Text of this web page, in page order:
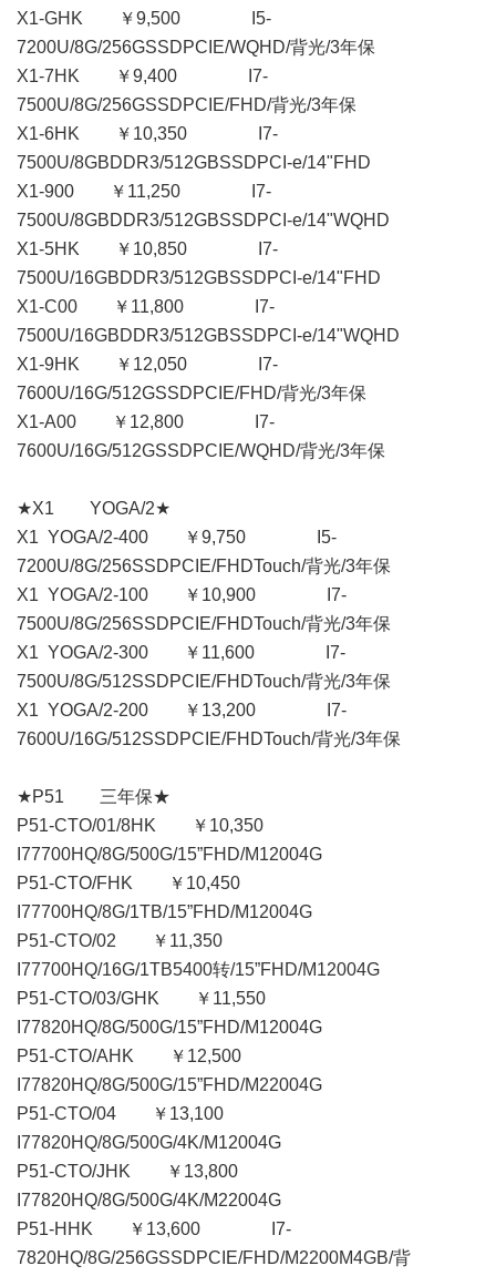
X1-GHK ￥9,500 I5-
7200U/8G/256GSSDPCIE/WQHD/背光/3年保
X1-7HK ￥9,400 I7-
7500U/8G/256GSSDPCIE/FHD/背光/3年保
X1-6HK ￥10,350 I7-
7500U/8GBDDR3/512GBSSDPCI-e/14"FHD
X1-900 ￥11,250 I7-
7500U/8GBDDR3/512GBSSDPCI-e/14"WQHD
X1-5HK ￥10,850 I7-
7500U/16GBDDR3/512GBSSDPCI-e/14"FHD
X1-C00 ￥11,800 I7-
7500U/16GBDDR3/512GBSSDPCI-e/14"WQHD
X1-9HK ￥12,050 I7-
7600U/16G/512GSSDPCIE/FHD/背光/3年保
X1-A00 ￥12,800 I7-
7600U/16G/512GSSDPCIE/WQHD/背光/3年保
★X1 YOGA/2★
X1 YOGA/2-400 ￥9,750 I5-
7200U/8G/256SSDPCIE/FHDTouch/背光/3年保
X1 YOGA/2-100 ￥10,900 I7-
7500U/8G/256SSDPCIE/FHDTouch/背光/3年保
X1 YOGA/2-300 ￥11,600 I7-
7500U/8G/512SSDPCIE/FHDTouch/背光/3年保
X1 YOGA/2-200 ￥13,200 I7-
7600U/16G/512SSDPCIE/FHDTouch/背光/3年保
★P51 三年保★
P51-CTO/01/8HK ￥10,350
I77700HQ/8G/500G/15”FHD/M12004G
P51-CTO/FHK ￥10,450
I77700HQ/8G/1TB/15”FHD/M12004G
P51-CTO/02 ￥11,350
I77700HQ/16G/1TB5400转/15”FHD/M12004G
P51-CTO/03/GHK ￥11,550
I77820HQ/8G/500G/15”FHD/M12004G
P51-CTO/AHK ￥12,500
I77820HQ/8G/500G/15”FHD/M22004G
P51-CTO/04 ￥13,100
I77820HQ/8G/500G/4K/M12004G
P51-CTO/JHK ￥13,800
I77820HQ/8G/500G/4K/M22004G
P51-HHK ￥13,600 I7-
7820HQ/8G/256GSSDPCIE/FHD/M2200M4GB/背